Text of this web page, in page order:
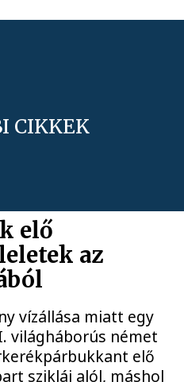
CIKKEK
elő
az
vízállása miatt egy
világháborús német
elő
sziklái alól, máshol